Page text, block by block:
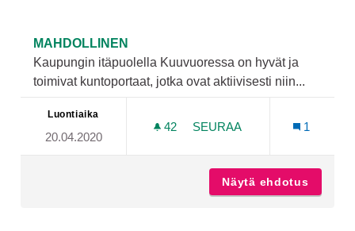
MAHDOLLINEN
Kaupungin itäpuolella Kuuvuoressa on hyvät ja
toimivat kuntoportaat, jotka ovat aktiivisesti niin...
Luontiaika
20.04.2020
42 42 SEURAAJAA
SEURAA
1
Näytä ehdotus